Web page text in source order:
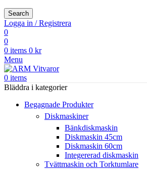
Search
Logga in / Registrera
0
0
0 items 0 kr
Menu
0 items
Bläddra i kategorier
Begagnade Produkter
Diskmaskiner
Bänkdiskmaskin
Diskmaskin 45cm
Diskmaskin 60cm
Integererad diskmaskin
Tvättmaskin och Torktumlare